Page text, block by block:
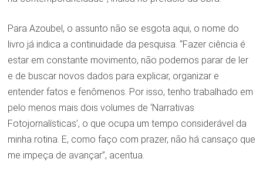
Para Azoubel, o assunto não se esgota aqui, o nome do
livro já indica a continuidade da pesquisa. “Fazer ciência é
estar em constante movimento, não podemos parar de ler
e de buscar novos dados para explicar, organizar e
entender fatos e fenômenos. Por isso, tenho trabalhado em
pelo menos mais dois volumes de ‘Narrativas
Fotojornalísticas’, o que ocupa um tempo considerável da
minha rotina. E, como faço com prazer, não há cansaço que
me impeça de avançar”, acentua.